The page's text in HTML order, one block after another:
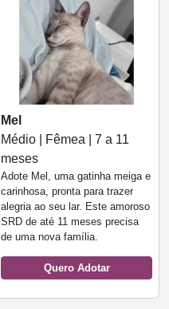
Mel
Médio | Fêmea | 7 a 11
meses
Adote Mel, uma gatinha meiga e
carinhosa, pronta para trazer
alegria ao seu lar. Este amoroso
SRD de até 11 meses precisa
de uma nova família.
Quero Adotar